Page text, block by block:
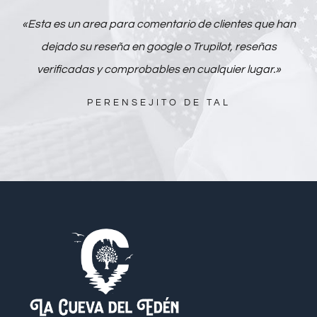
«Esta es un area para comentario de clientes que han
dejado su reseña en google o Trupilot, reseñas
verificadas y comprobables en cualquier lugar.»
PERENSEJITO DE TAL